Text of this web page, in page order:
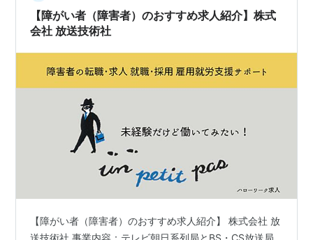
【障がい者（障害者）のおすすめ求人紹介】株式
会社 放送技術社
【障がい者（障害者）のおすすめ求人紹介】 株式会社 放